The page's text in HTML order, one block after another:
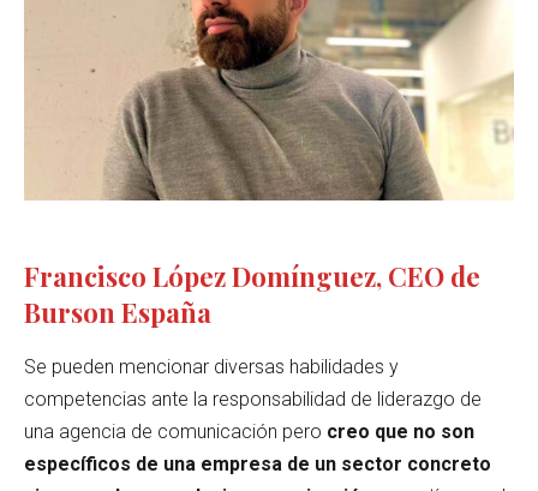
Francisco López Domínguez, CEO de
Burson España
Se pueden mencionar diversas habilidades y
competencias ante la responsabilidad de liderazgo de
una agencia de comunicación pero creo que no son
específicos de una empresa de un sector concreto